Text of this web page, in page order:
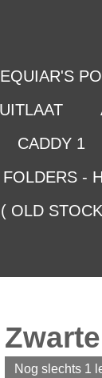
CADDY 1
FOLDERS -
OLD
Nog slechts 1